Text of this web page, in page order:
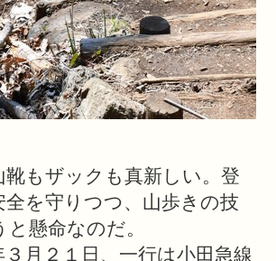
靴もザックも真新しい。登
全を守りつつ、山歩きの技
懸命なのだ。
月２１日、一行は小田急線